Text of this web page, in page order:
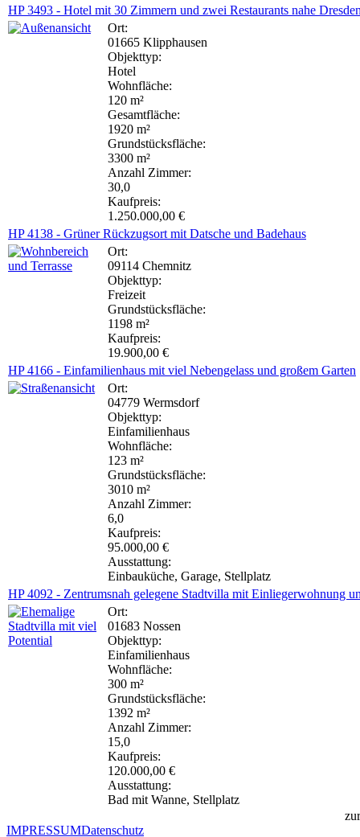
HP 3493 - Hotel mit 30 Zimmern und zwei Restaurants nahe
Ort:
01665 Klipphausen
Objekttyp:
Hotel
Wohnfläche:
120 m²
Gesamtfläche:
1920 m²
Grundstücksfläche:
3300 m²
Anzahl Zimmer:
30,0
Kaufpreis:
1.250.000,00 €
HP 4138 - Grüner Rückzugsort mit Datsche und Badehaus
Ort:
09114 Chemnitz
Objekttyp:
Freizeit
Grundstücksfläche:
1198 m²
Kaufpreis:
19.900,00 €
HP 4166 - Einfamilienhaus mit viel Nebengelass und großem Garten
Ort:
04779 Wermsdorf
Objekttyp:
Einfamilienhaus
Wohnfläche:
123 m²
Grundstücksfläche:
3010 m²
Anzahl Zimmer:
6,0
Kaufpreis:
95.000,00 €
Ausstattung:
Einbauküche, Garage, Stellplatz
HP 4092 - Zentrumsnah gelegene Stadtvilla mit Einliegerwohnung
Ort:
01683 Nossen
Objekttyp:
Einfamilienhaus
Wohnfläche:
300 m²
Grundstücksfläche:
1392 m²
Anzahl Zimmer:
15,0
Kaufpreis:
120.000,00 €
Ausstattung:
Bad mit Wanne, Stellplatz
IMPRESSUMDatenschutz